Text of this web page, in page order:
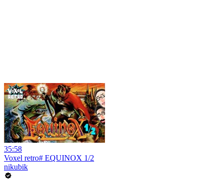
35:58
Voxel retro# EQUINOX 1/2
nikubik